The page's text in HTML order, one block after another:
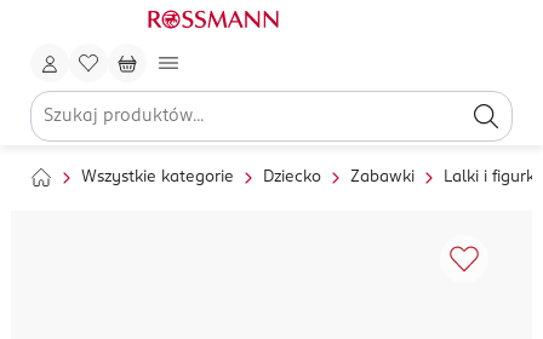
Wszystkie kategorie Dziecko Zabawki Lalki i figurki